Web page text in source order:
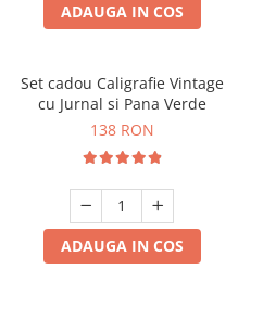
ADAUGA IN COS
Set cadou Caligrafie Vintage
cu Jurnal si Pana Verde
138 RON
ADAUGA IN COS